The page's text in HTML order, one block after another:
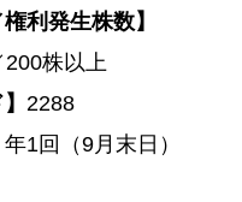
利発生株数】
200株以上
2288
年1回（9月末日）